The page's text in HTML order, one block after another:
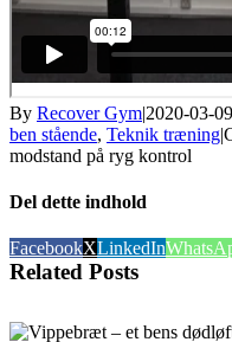
By Recover Gym|2020-03-
ben stående, Teknik træning|
modstand på ryg kontrol
Del dette indhold
FacebookXLinkedIn
Related Posts